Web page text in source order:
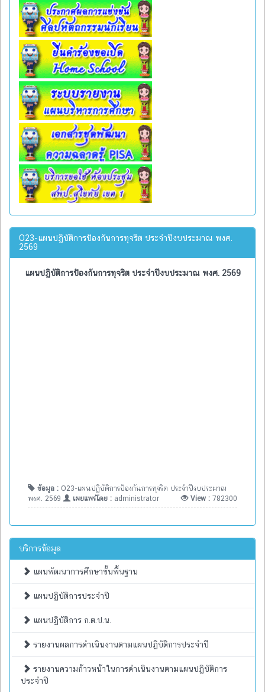
O23-แผนปฏิบัติการป้องกันการทุจริต ประจำปีงบประมาณ พงศ.
2569
แผนปฏิบัติการป้องกันการทุจริต ประจำปีงบประมาณ พงศ. 2569
ข้อมูล : O23-แผนปฏิบัติการป้องกันการทุจริต ประจำปีงบประมาณ
พงศ. 2569
เผยแพร่โดย : administrator View : 782300
บริการข้อมูล
แผนพัฒนาการศึกษาขั้นพื้นฐาน
แผนปฏิบัติการประจำปี
แผนปฏิบัติการ ก.ต.ป.น.
รายงานผลการดำเนินงานตามแผนปฏิบัติการประจำปี
รายงานความก้าวหน้าในการดำเนินงานตามแผนปฏิบัติการ
ประจำปี